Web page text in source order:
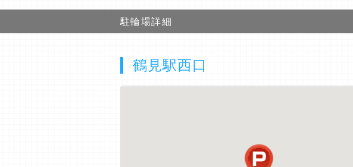
駐輪場詳細
鶴見駅西口